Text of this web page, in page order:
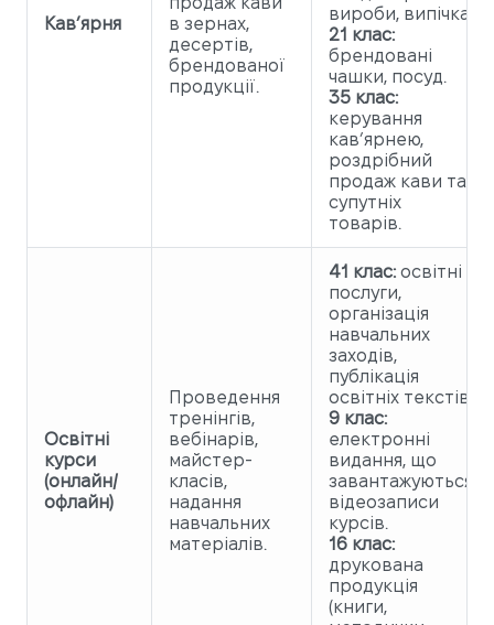
Кав’ярня
в зернах,
десертів,
брендованої
продукції.
вироби, випічка.
21 клас:
брендовані
чашки, посуд.
35 клас:
керування
кав’ярнею,
роздрібний
продаж кави та
супутніх
товарів.
Освітні
курси
(онлайн/
офлайн)
Проведення
тренінгів,
вебінарів,
майстер-
класів,
надання
навчальних
матеріалів.
41 клас: освітні
послуги,
організація
навчальних
заходів,
публікація
освітніх текстів.
9 клас:
електронні
видання, що
завантажуються;
відеозаписи
курсів.
16 клас:
друкована
продукція
(книги,